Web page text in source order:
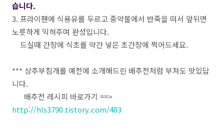
습니다.
3. 프라이팬에 식용유를 두르고 중약불에서 반죽을 떠서 앞뒤면
노릇하게 익혀주며 완성입니다.
드실때 간장에 식초를 약간 넣은 초간장에 찍어드세요.
*** 상추부침개를 예전에 소개해드린 배추전처럼 부쳐도 맛있답
니다.
배추전 레시피 바로가기 ==>
http://hls3790.tistory.com/403